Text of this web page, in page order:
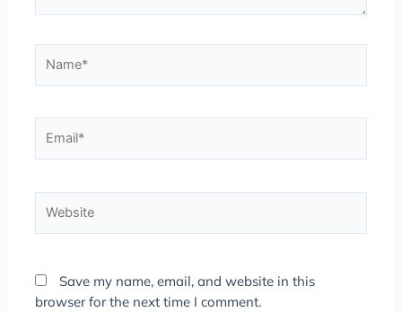
Save my name, email, and website in this
browser for the next time I comment.